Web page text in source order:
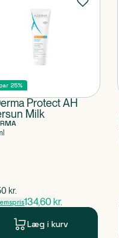
25%
Protect AH
Milk
pris
kr.
134,60 kr.
Læg i kurv